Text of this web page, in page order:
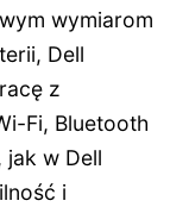
wymiarom
Dell
z
Fi, Bluetooth
jak w Dell
i